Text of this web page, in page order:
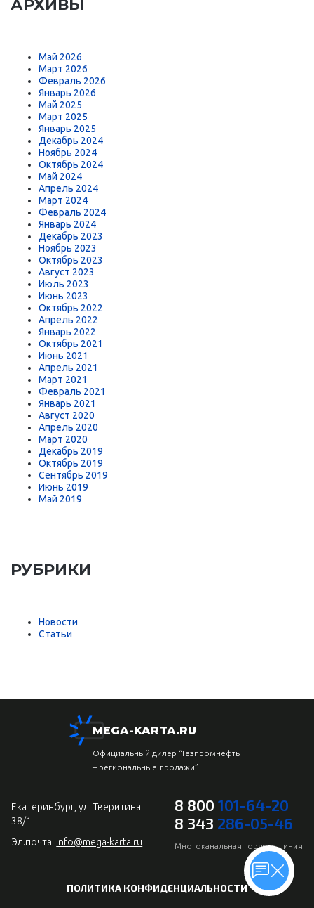
АРХИВЫ
Май 2026
Март 2026
Февраль 2026
Январь 2026
Май 2025
Март 2025
Январь 2025
Декабрь 2024
Ноябрь 2024
Октябрь 2024
Май 2024
Апрель 2024
Март 2024
Февраль 2024
Январь 2024
Декабрь 2023
Ноябрь 2023
Октябрь 2023
Август 2023
Июль 2023
Июнь 2023
Октябрь 2022
Апрель 2022
Январь 2022
Октябрь 2021
Июнь 2021
Апрель 2021
Март 2021
Февраль 2021
Январь 2021
Август 2020
Апрель 2020
Март 2020
Декабрь 2019
Октябрь 2019
Сентябрь 2019
Июнь 2019
Май 2019
РУБРИКИ
Новости
Статьи
MEGA-KARTA.RU
Официальный дилер “Газпромнефть
– региональные продажи”
Екатеринбург, ул. Тверитина
38/1
Эл.почта: info@mega-karta.ru
8 800 101-64-20
8 343 286-05-46
Многоканальная горячая линия
ПОЛИТИКА КОНФИДЕНЦИАЛЬНОСТИ